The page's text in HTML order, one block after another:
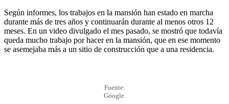
Según informes, los trabajos en la mansión han estado en marcha
durante más de tres años y continuarán durante al menos otros 12
meses. En un video divulgado el mes pasado, se mostró que todavía
queda mucho trabajo por hacer en la mansión, que en ese momento
se asemejaba más a un sitio de construcción que a una residencia.
Fuente:
Google.